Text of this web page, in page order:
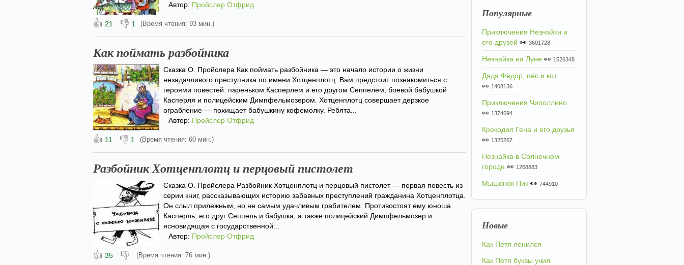
Автор: Пройслер Отфрид
👍 21 👎 1 (Время чтения: 93 мин.)
Как поймать разбойника
Сказка О. Пройслера Как поймать разбойника — это начало истории о жизни
незадачливого преступника по имени Хотценплотц. Вам предстоит познакомиться с
героями повестей: пареньком Касперлем и его другом Сеппелем, боевой бабушкой
Касперля и полицейским Димпфельмозером. Хотценплотц совершает дерзкое
ограбление — похищает бабушкину кофемолку. Ребята...
Автор: Пройслер Отфрид
👍 11 👎 1 (Время чтения: 60 мин.)
Разбойник Хотценплотц и перцовый пистолет
Сказка О. Пройслера Разбойник Хотценплотц и перцовый пистолет — первая повесть из
серии книг, рассказывающих историю забавных преступлений гражданина Хотценплотца.
Он слыл прилежным, но не самым удачливым грабителем. Противостоят ему юноша
Касперль, его друг Сеппель и бабушка, а также полицейский Димпфельмозер и
ясновидящая с государственной...
Автор: Пройслер Отфрид
👍 35 👎 (Время чтения: 76 мин.)
Популярные
Приключения Незнайки и
его друзей 👀 3601728
Незнайка на Луне 👀 1526348
Дядя Фёдор, пёс и кот
👀 1408136
Приключения Чиполлино
👀 1374694
Крокодил Гена и его друзья
👀 1325267
Незнайка в Солнечном
городе 👀 1268883
Мышонок Пик 👀 744910
Новые
Как Петя ленился
Как Петя буквы учил